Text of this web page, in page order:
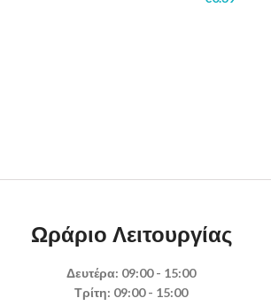
Ωράριο Λειτουργίας
Δευτέρα: 09:00 - 15:00
Τρίτη: 09:00 - 15:00